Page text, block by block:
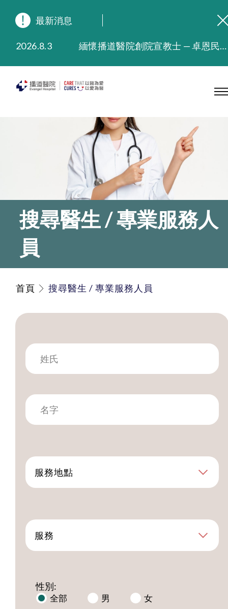
最新消息
2026.8.3
緬懷播道醫院創院宣教士 — 卓恩民醫生香港追思會
2025.9.23
本院在暴雨或颱風警告信號 (包括黑色暴雨及8號或以上熱帶氣旋警告信號) 下，仍會維持有限度服務。如有查詢，可致電2711 5222。
搜尋醫生 / 專業服務人
員
首頁 搜尋醫生 / 專業服務人員
服務地點
服務
性別:
全部 男 女